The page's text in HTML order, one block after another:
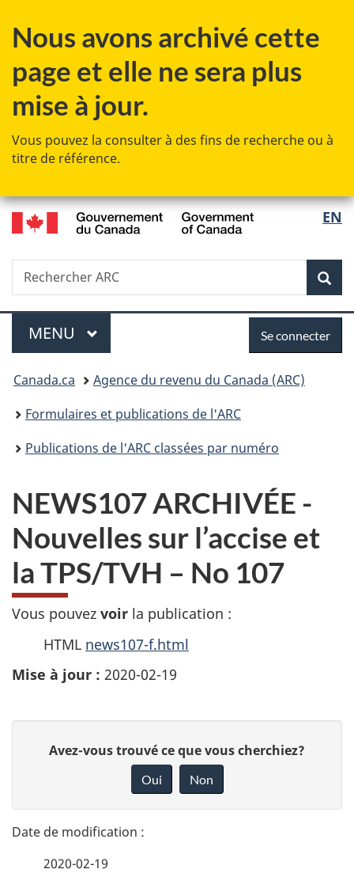
au
principal
à
Au
»
à
version
Nous avons archivé cette
page et elle ne sera plus
mise à jour.
Vous pouvez la consulter à des fins de recherche ou à
titre de référence.
de
la
EN
Recherche
Rechercher
ARC
Menu
MENU PRINCIPAL
connecter
Se connecter
Vous
êtes
ici :
Canada.ca
Agence du revenu du Canada (ARC)
Formulaires et publications de l'ARC
Publications de l'ARC classées par numéro
NEWS107 ARCHIVÉE -
Nouvelles sur l’accise et
la TPS/TVH – No 107
Vous pouvez voir la publication :
HTML news107-f.html
Mise à jour : 2020-02-19
t
a
n
Avez-vous trouvé ce que vous cherchiez?
Oui Non
2020-02-19